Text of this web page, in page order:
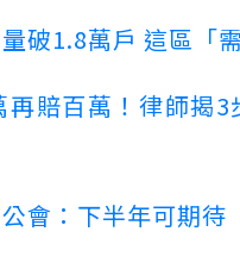
破1.8萬戶 這區「
賠百萬！律師揭
會：下半年可期待